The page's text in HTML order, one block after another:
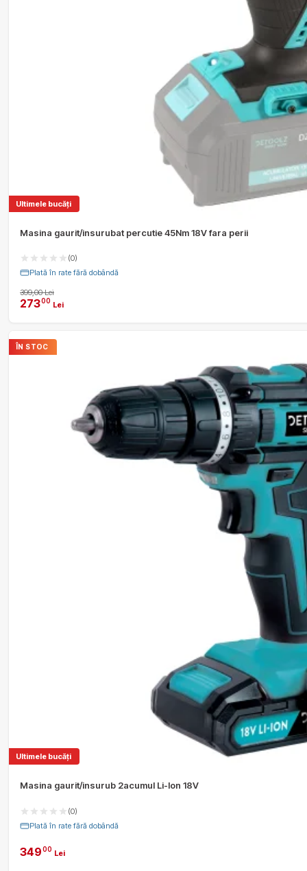
Ultimele bucăți
Masina gaurit/insurubat percutie 45Nm 18V fara perii
(0)
Plată în rate fără dobândă
399,00 Lei
27300 Lei
ÎN STOC
Ultimele bucăți
Masina gaurit/insurub 2acumul Li-Ion 18V
(0)
Plată în rate fără dobândă
34900 Lei